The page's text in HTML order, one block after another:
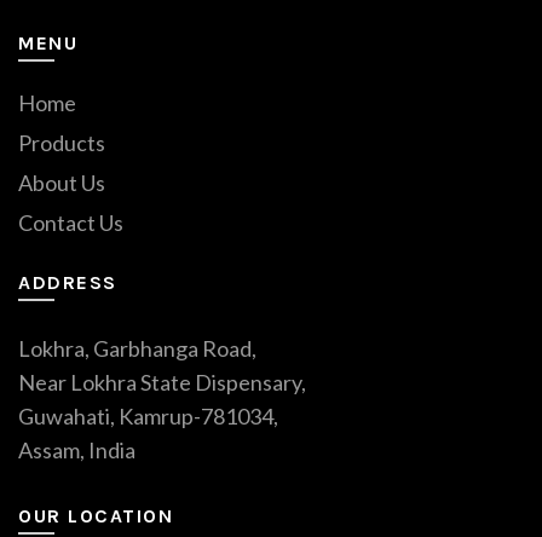
MENU
Home
Products
About Us
Contact Us
ADDRESS
Lokhra, Garbhanga Road,
Near Lokhra State Dispensary,
Guwahati, Kamrup-781034,
Assam, India
OUR LOCATION